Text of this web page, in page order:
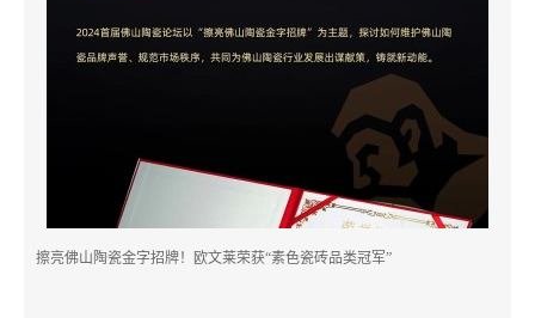
擦亮佛山陶瓷金字招牌！欧文莱荣获“素色瓷砖品类冠军”